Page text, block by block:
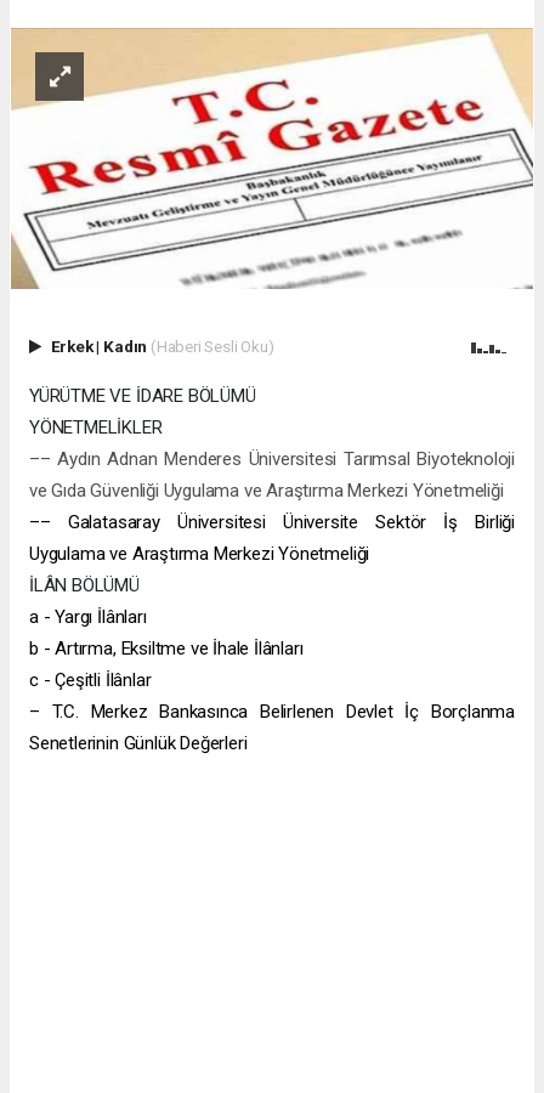
Erkek| Kadın (Haberi Sesli Oku)
YÜRÜTME VE İDARE BÖLÜMÜ
YÖNETMELİKLER
–– Aydın Adnan Menderes Üniversitesi Tarımsal Biyoteknoloji
ve Gıda Güvenliği Uygulama ve Araştırma Merkezi Yönetmeliği
–– Galatasaray Üniversitesi Üniversite Sektör İş Birliği
Uygulama ve Araştırma Merkezi Yönetmeliği
İLÂN BÖLÜMÜ
a - Yargı İlânları
b - Artırma, Eksiltme ve İhale İlânları
c - Çeşitli İlânlar
– T.C. Merkez Bankasınca Belirlenen Devlet İç Borçlanma
Senetlerinin Günlük Değerleri